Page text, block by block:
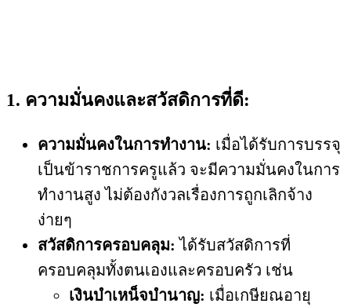
1. ความมั่นคงและสวัสดิการที่ดี:
ความมั่นคงในการทำงาน: เมื่อได้รับการบรรจุ
เป็นข้าราชการครูแล้ว จะมีความมั่นคงในการ
ทำงานสูง ไม่ต้องกังวลเรื่องการถูกเลิกจ้าง
ง่ายๆ
สวัสดิการครอบคลุม: ได้รับสวัสดิการที่
ครอบคลุมทั้งตนเองและครอบครัว เช่น
เงินบำเหน็จบำนาญ: เมื่อเกษียณอายุ